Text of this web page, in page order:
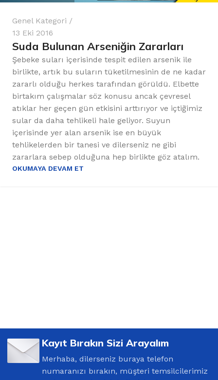
Genel Kategori
13 Eki 2016
Suda Bulunan Arseniğin Zararları
Şebeke suları içerisinde tespit edilen arsenik ile
birlikte, artık bu suların tüketilmesinin de ne kadar
zararlı olduğu herkes tarafından görüldü. Elbette
birtakım çalışmalar söz konusu ancak çevresel
atıklar her geçen gün etkisini arttırıyor ve içtiğimiz
sular da daha tehlikeli hale geliyor. Suyun
içerisinde yer alan arsenik ise en büyük
tehlikelerden bir tanesi ve dilerseniz ne gibi
zararlara sebep olduğuna hep birlikte göz atalım.
OKUMAYA DEVAM ET
Kayıt Bırakın Sizi Arayalım
Merhaba, dilerseniz buraya telefon
numaranızı bırakın, müşteri temsilcilerimiz